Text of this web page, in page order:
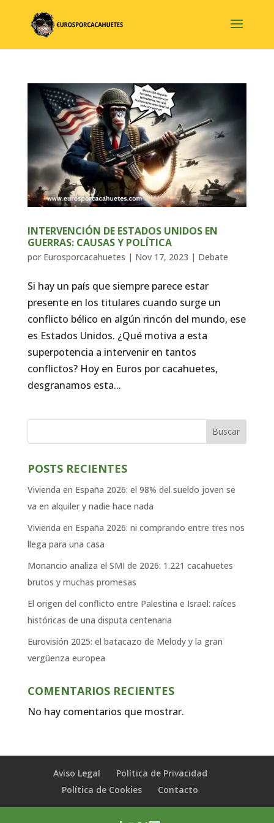
INTERVENCIÓN DE ESTADOS UNIDOS EN
GUERRAS: CAUSAS Y POLÍTICA
por Eurosporcacahuetes | Nov 17, 2023 | Debate
Si hay un país que siempre parece estar
presente en los titulares cuando surge un
conflicto bélico en algún rincón del mundo, ese
es Estados Unidos. ¿Qué motiva a esta
superpotencia a intervenir en tantos
conflictos? Hoy en Euros por cacahuetes,
desgranamos esta...
Buscar
POSTS RECIENTES
Vivienda en España 2026: el 98% del sueldo joven se
va en alquiler y nadie hace nada
Vivienda en España 2026: ni comprando entre tres nos
llega para una casa
Monancio analiza el SMI de 2026: 1.221 cacahuetes
brutos y muchas promesas
El origen del conflicto entre Palestina e Israel: raíces
históricas de una disputa centenaria
Eurovisión 2025: el batacazo de Melody y la gran
vergüenza europea
COMENTARIOS RECIENTES
No hay comentarios que mostrar.
Aviso Legal
Política de Privacidad
Política de Cookies
Contacto